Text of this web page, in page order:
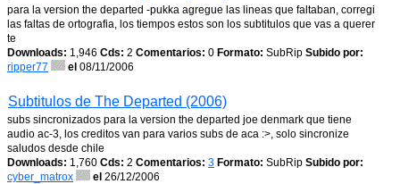
para la version the departed -pukka agregue las lineas que faltaban, corregi
las faltas de ortografia, los tiempos estos son los subtitulos que vas a querer
te
Downloads: 1,946 Cds: 2 Comentarios: 0 Formato: SubRip Subido por:
ripper77
el 08/11/2006
Subtitulos de The Departed (2006)
subs sincronizados para la version the departed joe denmark que tiene
audio ac-3, los creditos van para varios subs de aca :>, solo sincronize
saludos desde chile
Downloads: 1,760 Cds: 2 Comentarios: 3 Formato: SubRip Subido por:
cyber_matrox
el 26/12/2006